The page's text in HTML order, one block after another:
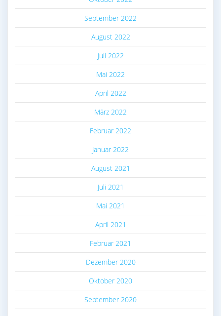
September 2022
August 2022
Juli 2022
Mai 2022
April 2022
März 2022
Februar 2022
Januar 2022
August 2021
Juli 2021
Mai 2021
April 2021
Februar 2021
Dezember 2020
Oktober 2020
September 2020